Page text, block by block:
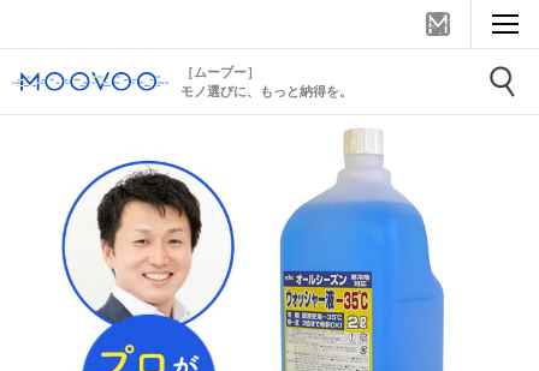
［ムーブー］
モノ選びに、もっと納得を。